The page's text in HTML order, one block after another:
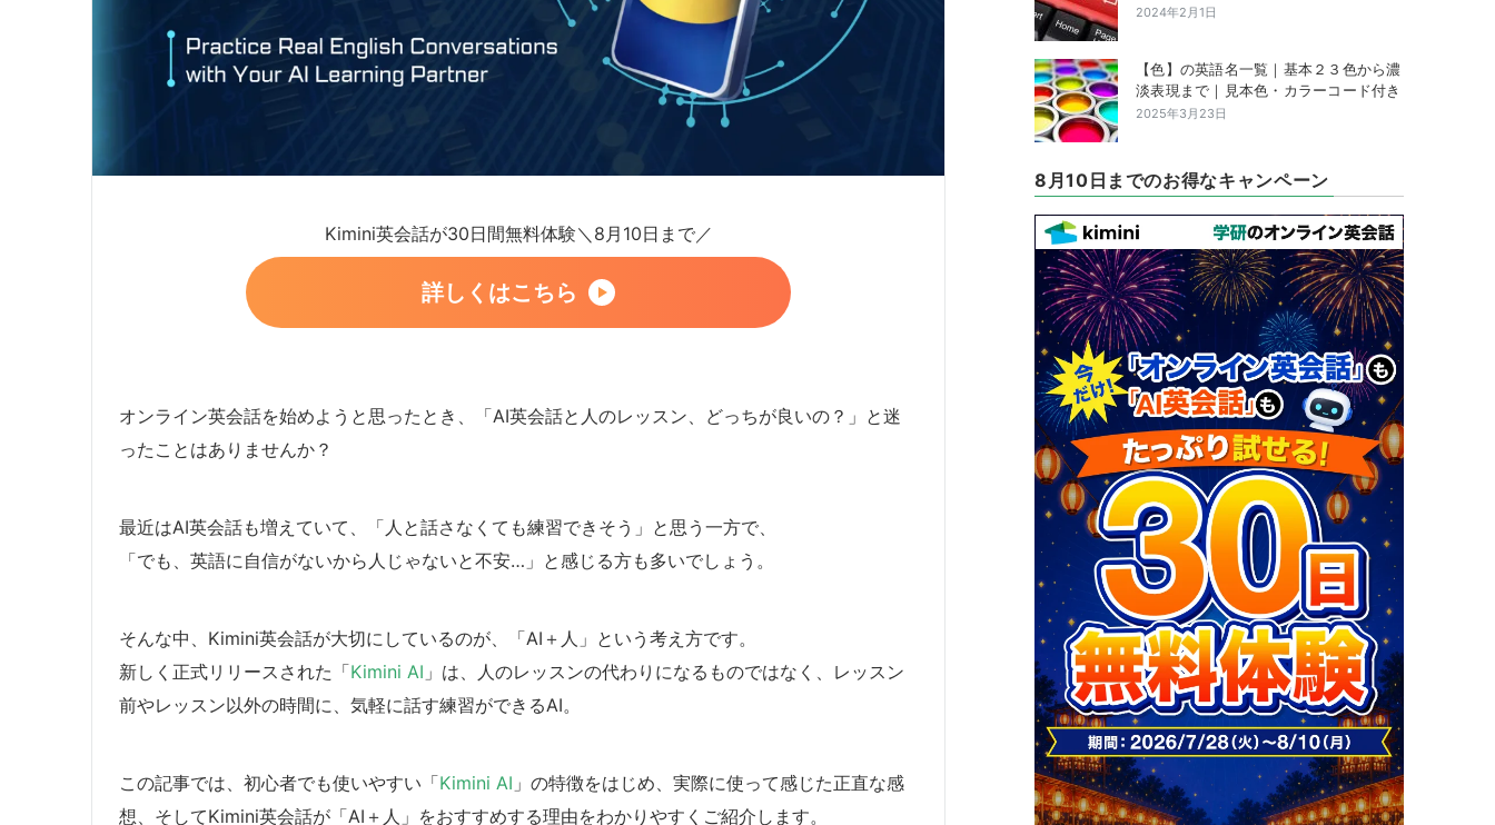
Kimini英会話が30日間無料体験＼8月10日まで／
詳しくはこちら
オンライン英会話を始めようと思ったとき、「AI英会話と人のレッスン、どっちが良いの？」と迷
ったことはありませんか？
最近はAI英会話も増えていて、「人と話さなくても練習できそう」と思う一方で、
「でも、英語に自信がないから人じゃないと不安…」と感じる方も多いでしょう。
そんな中、Kimini英会話が大切にしているのが、「AI＋人」という考え方です。
新しく正式リリースされた「Kimini AI 」は、人のレッスンの代わりになるものではなく、レッスン
前やレッスン以外の時間に、気軽に話す練習ができるAI。
この記事では、初心者でも使いやすい「Kimini AI 」の特徴をはじめ、実際に使って感じた正直な感
想、そしてKimini英会話が「AI＋人」をおすすめする理由をわかりやすくご紹介します。
2024年2月1日
【色】の英語名一覧｜基本２３色から濃
淡表現まで｜見本色・カラーコード付き
2025年3月23日
8月10日までのお得なキャンペーン